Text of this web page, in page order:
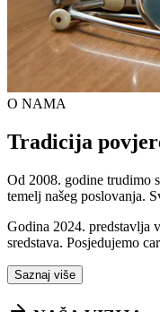
O NAMA
Tradicija
Od 2008. godine trudimo
temelj našeg poslovanja.
Godina 2024. predstavlja
sredstava. Posjedujemo
Saznaj više